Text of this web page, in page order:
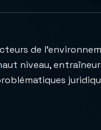
de
niveau,